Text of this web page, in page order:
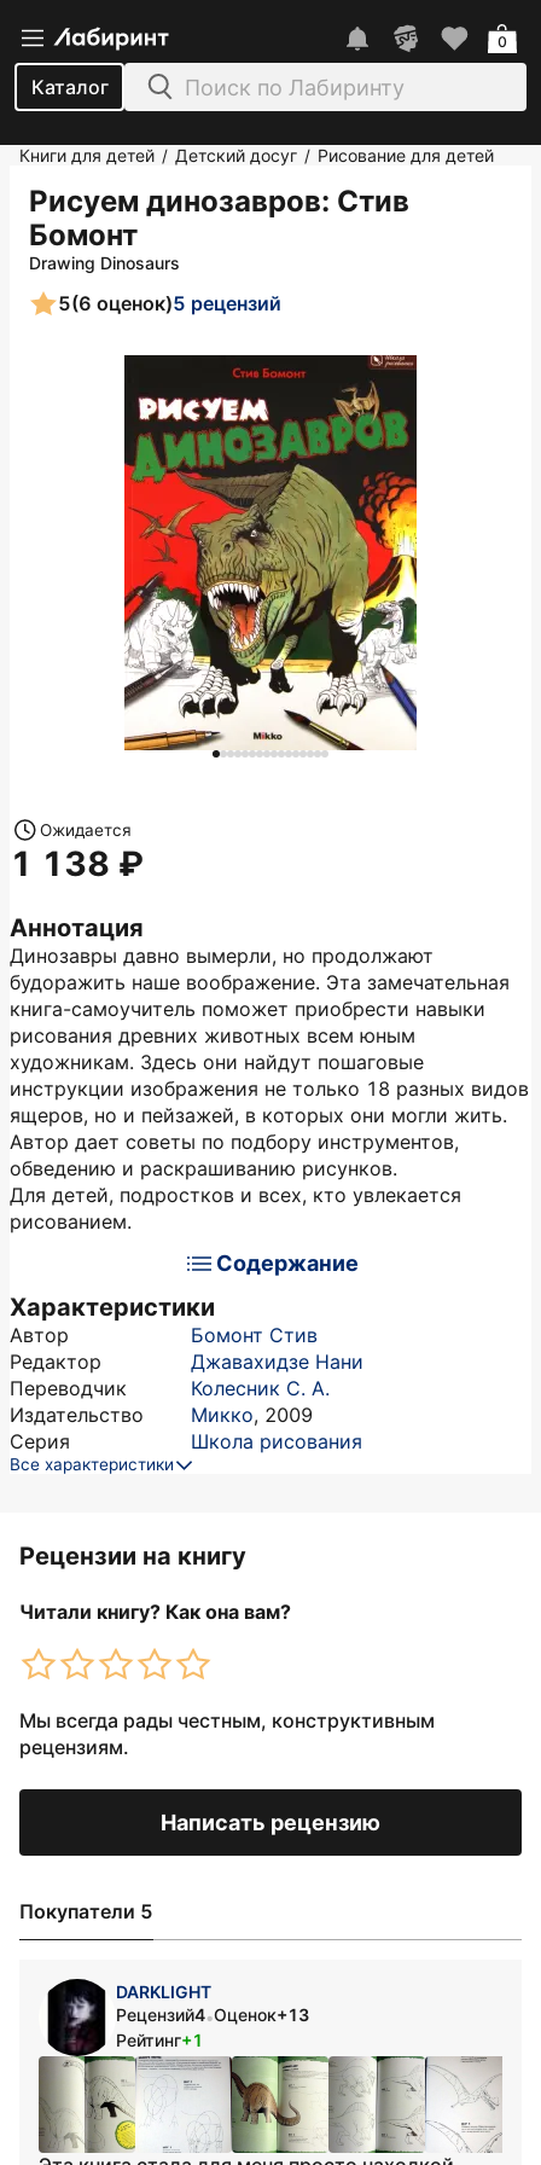
Каталог
0
Книги для детей / Детский досуг / Рисование для детей
Рисуем динозавров: Стив
Бомонт
Drawing Dinosaurs
5(6 оценок)5 рецензий
Аннотация
Динозавры давно вымерли, но продолжают
будоражить наше воображение. Эта замечательная
книга-самоучитель поможет приобрести навыки
рисования древних животных всем юным
художникам. Здесь они найдут пошаговые
инструкции изображения не только 18 разных видов
ящеров, но и пейзажей, в которых они могли жить.
Автор дает советы по подбору инструментов,
обведению и раскрашиванию рисунков.
Для детей, подростков и всех, кто увлекается
рисованием.
Содержание
Характеристики
Автор
Бомонт Стив
Редактор
Джавахидзе Нани
Переводчик
Колесник С. А.
Издательство
Микко, 2009
Серия
Школа рисования
Все характеристики
Ожидается
1 138
Рецензии на книгу
Читали книгу? Как она вам?
Мы всегда рады честным, конструктивным
рецензиям.
Написать рецензию
Покупатели 5
DARKLIGHT
Рецензий4•Оценок+13
Рейтинг+1